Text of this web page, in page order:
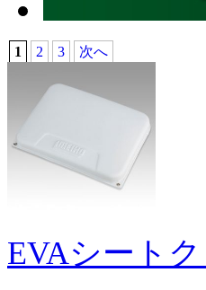
1 2 3 次へ
EVAシート